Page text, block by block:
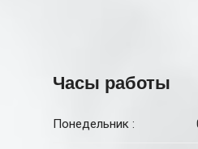
Часы работы
Понедельник :